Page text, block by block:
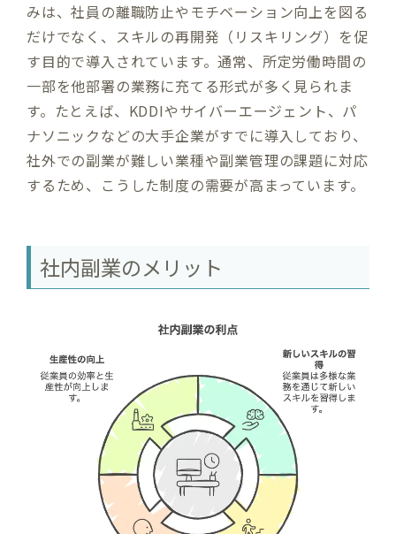
みは、社員の離職防止やモチベーション向上を図る
だけでなく、スキルの再開発（リスキリング）を促
す目的で導入されています。通常、所定労働時間の
一部を他部署の業務に充てる形式が多く見られま
す。たとえば、KDDIやサイバーエージェント、パ
ナソニックなどの大手企業がすでに導入しており、
社外での副業が難しい業種や副業管理の課題に対応
するため、こうした制度の需要が高まっています。
社内副業のメリット